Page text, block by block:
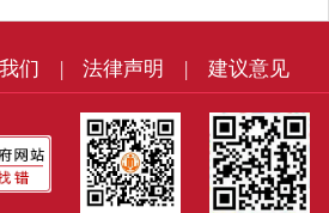
们 | 法律声明 | 建议意见